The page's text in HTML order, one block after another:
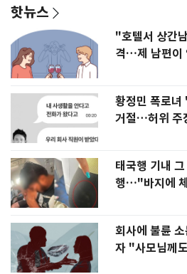
핫뉴스
"호텔서 상간
격…제 남편이
황정민 폭로녀
거절…허위 주
태국행 기내
행…"바지에
회사에 불륜
자 "사모님께